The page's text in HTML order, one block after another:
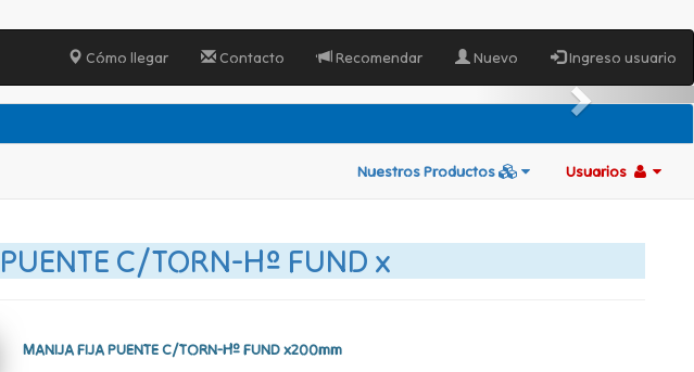
Cómo llegar Contacto Recomendar Nuevo Ingreso usuario
Nuestros Productos Usuarios
C/TORN-Hº FUND x
MANIJA FIJA PUENTE C/TORN-Hº FUND x200mm